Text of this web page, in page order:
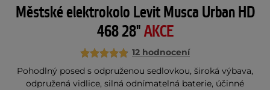
Městské elektrokolo Levit Musca Urban HD
468 28"AKCE
12 hodnocení
Pohodlný posed s odpruženou sedlovkou, široká výbava,
odpružená vidlice, silná odnímatelná baterie, účinné